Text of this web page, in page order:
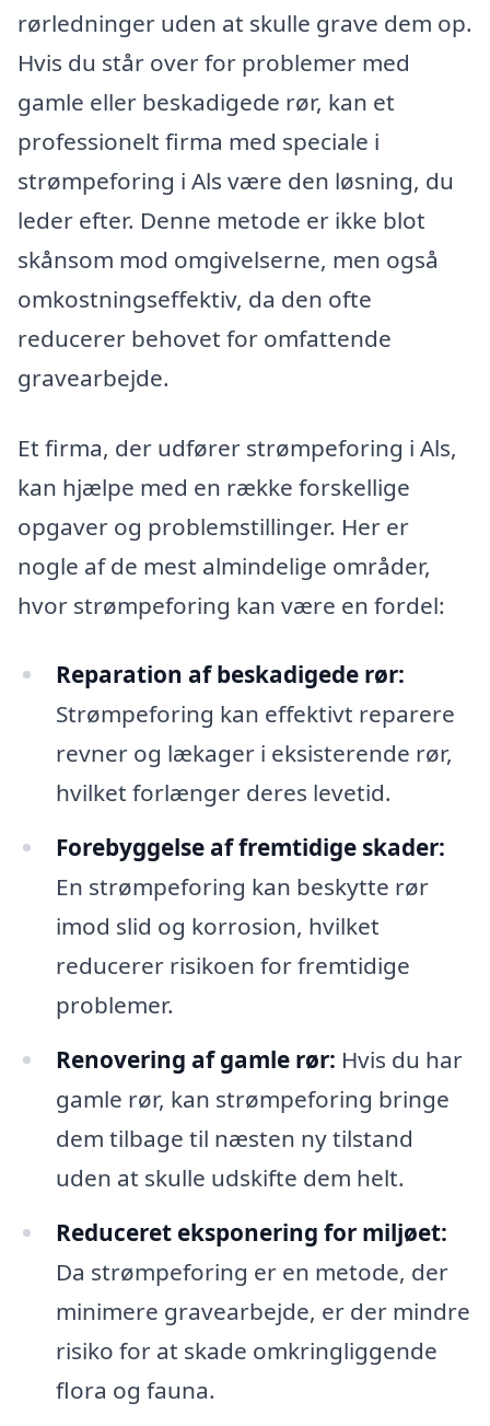
rørledninger uden at skulle grave dem op.
Hvis du står over for problemer med
gamle eller beskadigede rør, kan et
professionelt firma med speciale i
strømpeforing i Als være den løsning, du
leder efter. Denne metode er ikke blot
skånsom mod omgivelserne, men også
omkostningseffektiv, da den ofte
reducerer behovet for omfattende
gravearbejde.
Et firma, der udfører strømpeforing i Als,
kan hjælpe med en række forskellige
opgaver og problemstillinger. Her er
nogle af de mest almindelige områder,
hvor strømpeforing kan være en fordel:
Reparation af beskadigede rør:
Strømpeforing kan effektivt reparere
revner og lækager i eksisterende rør,
hvilket forlænger deres levetid.
Forebyggelse af fremtidige skader:
En strømpeforing kan beskytte rør
imod slid og korrosion, hvilket
reducerer risikoen for fremtidige
problemer.
Renovering af gamle rør: Hvis du har
gamle rør, kan strømpeforing bringe
dem tilbage til næsten ny tilstand
uden at skulle udskifte dem helt.
Reduceret eksponering for miljøet:
Da strømpeforing er en metode, der
minimere gravearbejde, er der mindre
risiko for at skade omkringliggende
flora og fauna.